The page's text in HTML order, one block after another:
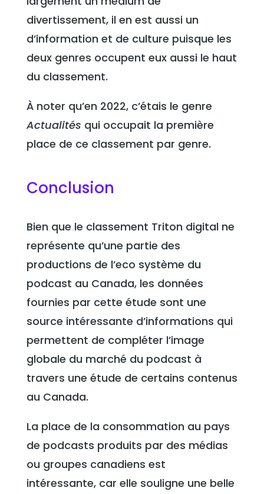
divertissement, il en est aussi un
d’information et de culture puisque les
deux genres occupent eux aussi le haut
du classement.
À noter qu’en 2022, c’étais le genre
Actualités qui occupait la première
place de ce classement par genre.
Conclusion
Bien que le classement Triton digital ne
représente qu’une partie des
productions de l’eco système du
podcast au Canada, les données
fournies par cette étude sont une
source intéressante d’informations qui
permettent de compléter l’image
globale du marché du podcast à
travers une étude de certains contenus
au Canada.
La place de la consommation au pays
de podcasts produits par des médias
ou groupes canadiens est
intéressante, car elle souligne une belle